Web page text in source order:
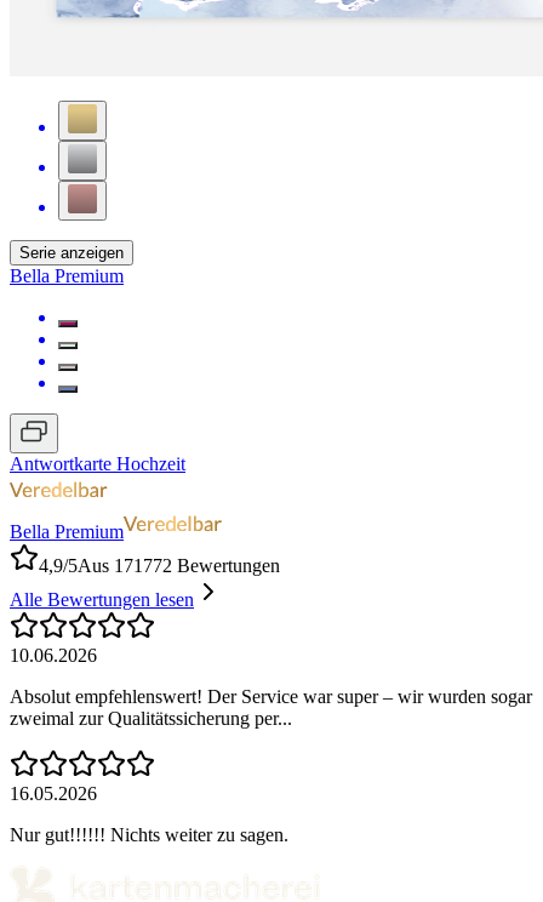
Serie anzeigen
Bella Premium
Antwortkarte Hochzeit
Bella Premium
4,9/5Aus 171772 Bewertungen
Alle Bewertungen lesen
10.06.2026
Absolut empfehlenswert! Der Service war super – wir wurden sogar
zweimal zur Qualitätssicherung per...
16.05.2026
Nur gut!!!!!! Nichts weiter zu sagen.